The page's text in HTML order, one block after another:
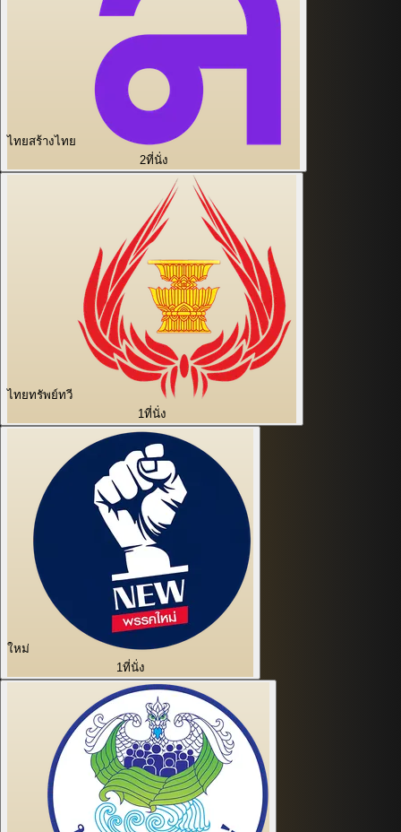
ไทยสร้างไทย
2ที่นั่ง
ไทยทรัพย์ทวี
1ที่นั่ง
ใหม่
1ที่นั่ง